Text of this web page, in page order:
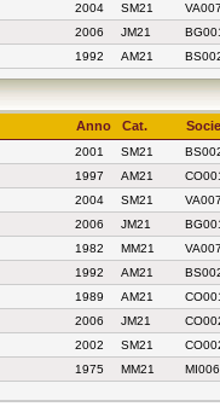
2004 SM21
2006 JM21
1992 AM21
Anno Cat.
2001 SM21
1997 AM21
2004 SM21
2006 JM21
1982 MM21
1992 AM21
1989 AM21
2006 JM21
2002 SM21
1975 MM21